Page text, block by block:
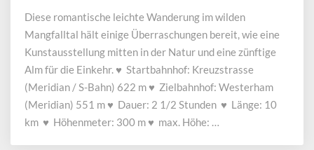
Skulpturen-
Oase
im
wilden
Mangfalltal
Diese romantische leichte Wanderung im wilden
Mangfalltal hält einige Überraschungen bereit, wie eine
Kunstausstellung mitten in der Natur und eine zünftige
Alm für die Einkehr. ♥ Startbahnhof: Kreuzstrasse
(Meridian / S-Bahn) 622 m ♥ Zielbahnhof: Westerham
(Meridian) 551 m ♥ Dauer: 2 1/2 Stunden ♥ Länge: 10
km ♥ Höhenmeter: 300 m ♥ max. Höhe: …